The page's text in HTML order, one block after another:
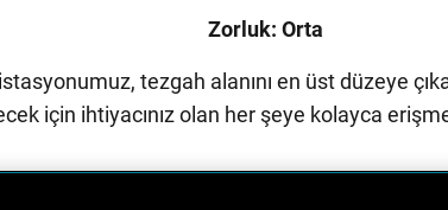
Zorluk: Orta
tezgah alanını en üst düzeye
için ihtiyacınız olan her şeye kolayca